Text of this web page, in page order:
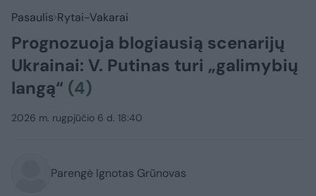
Pasaulis Rytai-Vakarai
Prognozuoja blogiausią scenarijų
Ukrainai: V. Putinas turi „galimybių
langą“ (4)
2026 m. rugpjūčio 6 d. 18:40
Parengė Ignotas Grūnovas